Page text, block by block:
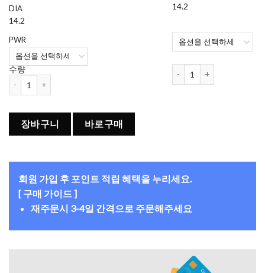
DIA
14.2
PWR
수량
하파크리스틴 One&Only Kristin 원데이 컬러렌즈 Brown (10개들이) 수량
14.2
하파크리스틴 One&Only
장바구니 바로구매
회원 가입 후 포인트 적립 혜택을 누리세요.
[ 구매 가이드 ]
재주문시 3-4일 간격으로 주문해주세요